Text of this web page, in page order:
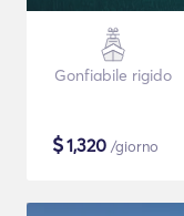
Gonfiabile rigido
$1,320 /giorno